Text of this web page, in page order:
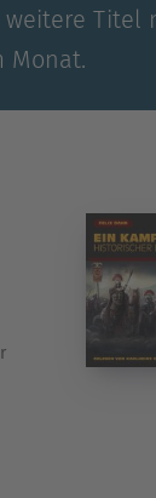
weitere Titel
Monat.